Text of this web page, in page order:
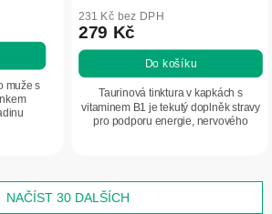
muže s
231 Kč bez DPH
279 Kč
Do košíku
Taurinová tinktura v kapkách s
vitaminem B1 je tekutý doplněk stravy
pro podporu energie, nervového
NAČÍST 30 DALŠÍCH